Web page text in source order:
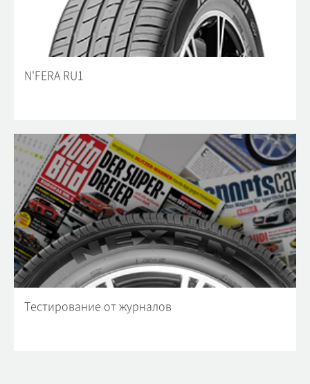
N'FERA RU1
Тестирование от журналов